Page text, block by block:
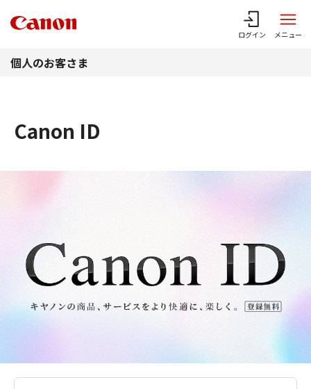
ログイン メニュー
個人のお客さま
Canon ID